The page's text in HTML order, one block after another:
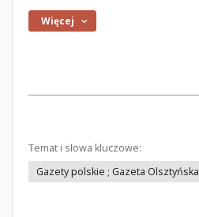
Więcej
Temat i słowa kluczowe:
Gazety polskie ; Gazeta Olsztyńska